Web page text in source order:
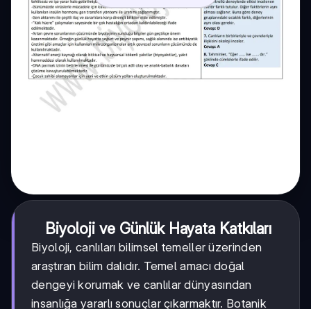
Biyoloji ve Günlük Hayata Katkıları
Biyoloji, canlıları bilimsel temeller üzerinden
araştıran bilim dalıdır. Temel amacı doğal
dengeyi korumak ve canlılar dünyasından
insanlığa yararlı sonuçlar çıkarmaktır. Botanik